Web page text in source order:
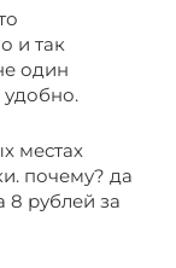
и так
один
местах
почему? да
8 рублей за